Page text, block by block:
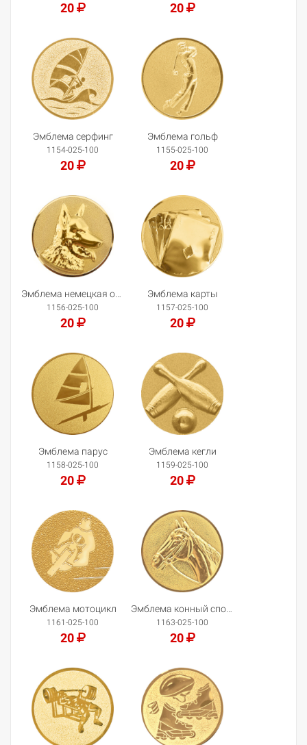
20
Добавить в корзину
20
Добавить в корзину
Эмблема серфинг
1154-025-100
20
Добавить в корзину
Эмблема гольф
1155-025-100
20
Добавить в корзину
1156-025-100
20
Добавить в корзину
Эмблема карты
1157-025-100
20
Добавить в корзину
Эмблема парус
1158-025-100
20
Добавить в корзину
Эмблема кегли
1159-025-100
20
Добавить в корзину
Эмблема мотоцикл
1161-025-100
20
Добавить в корзину
1163-025-100
20
Добавить в корзину